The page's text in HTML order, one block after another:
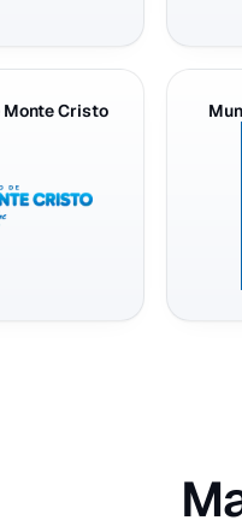
Cristo